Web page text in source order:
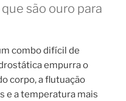
são ouro para
combo difícil de
empurra o
corpo, a flutuação
e a temperatura mais